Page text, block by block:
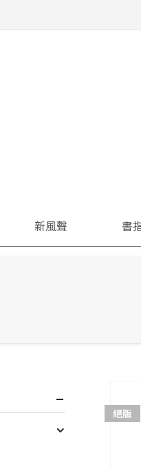
新風聲 書
絕版